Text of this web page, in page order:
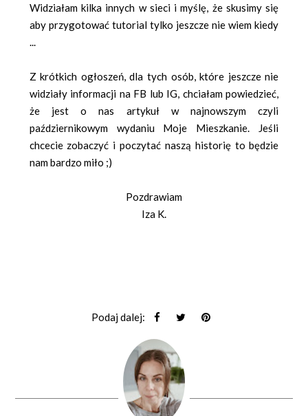
Widziałam kilka innych w sieci i myślę, że skusimy się
aby przygotować tutorial tylko jeszcze nie wiem kiedy
...
Z krótkich ogłoszeń, dla tych osób, które jeszcze nie
widziały informacji na FB lub IG, chciałam powiedzieć,
że jest o nas artykuł w najnowszym czyli
październikowym wydaniu Moje Mieszkanie. Jeśli
chcecie zobaczyć i poczytać naszą historię to będzie
nam bardzo miło ;)
Pozdrawiam
Iza K.
Podaj dalej: